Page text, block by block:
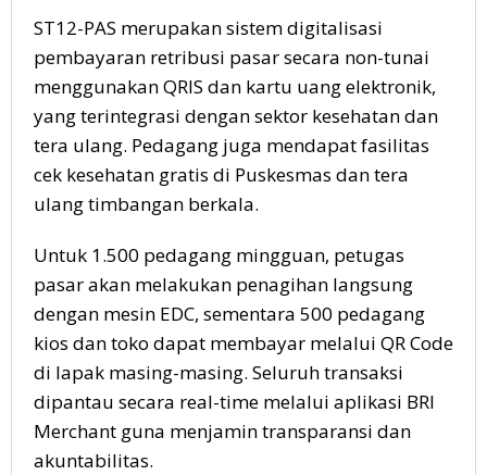
ST12-PAS merupakan sistem digitalisasi
pembayaran retribusi pasar secara non-tunai
menggunakan QRIS dan kartu uang elektronik,
yang terintegrasi dengan sektor kesehatan dan
tera ulang. Pedagang juga mendapat fasilitas
cek kesehatan gratis di Puskesmas dan tera
ulang timbangan berkala.
Untuk 1.500 pedagang mingguan, petugas
pasar akan melakukan penagihan langsung
dengan mesin EDC, sementara 500 pedagang
kios dan toko dapat membayar melalui QR Code
di lapak masing-masing. Seluruh transaksi
dipantau secara real-time melalui aplikasi BRI
Merchant guna menjamin transparansi dan
akuntabilitas.